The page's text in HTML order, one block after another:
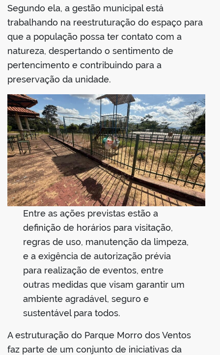
Segundo ela, a gestão municipal está
trabalhando na reestruturação do espaço para
que a população possa ter contato com a
natureza, despertando o sentimento de
pertencimento e contribuindo para a
preservação da unidade.
Entre as ações previstas estão a
definição de horários para visitação,
regras de uso, manutenção da limpeza,
e a exigência de autorização prévia
para realização de eventos, entre
outras medidas que visam garantir um
ambiente agradável, seguro e
sustentável para todos.
A estruturação do Parque Morro dos Ventos
faz parte de um conjunto de iniciativas da